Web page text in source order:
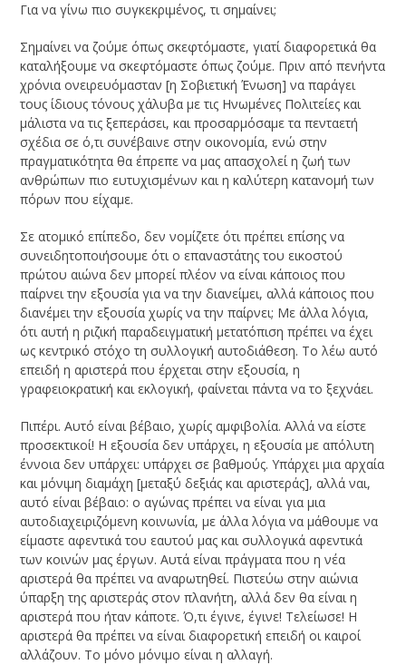
Για να γίνω πιο συγκεκριμένος, τι σημαίνει;
Σημαίνει να ζούμε όπως σκεφτόμαστε, γιατί διαφορετικά θα
καταλήξουμε να σκεφτόμαστε όπως ζούμε. Πριν από πενήντα
χρόνια ονειρευόμασταν [η Σοβιετική Ένωση] να παράγει
τους ίδιους τόνους χάλυβα με τις Ηνωμένες Πολιτείες και
μάλιστα να τις ξεπεράσει, και προσαρμόσαμε τα πενταετή
σχέδια σε ό,τι συνέβαινε στην οικονομία, ενώ στην
πραγματικότητα θα έπρεπε να μας απασχολεί η ζωή των
ανθρώπων πιο ευτυχισμένων και η καλύτερη κατανομή των
πόρων που είχαμε.
Σε ατομικό επίπεδο, δεν νομίζετε ότι πρέπει επίσης να
συνειδητοποιήσουμε ότι ο επαναστάτης του εικοστού
πρώτου αιώνα δεν μπορεί πλέον να είναι κάποιος που
παίρνει την εξουσία για να την διανείμει, αλλά κάποιος που
διανέμει την εξουσία χωρίς να την παίρνει; Με άλλα λόγια,
ότι αυτή η ριζική παραδειγματική μετατόπιση πρέπει να έχει
ως κεντρικό στόχο τη συλλογική αυτοδιάθεση. Το λέω αυτό
επειδή η αριστερά που έρχεται στην εξουσία, η
γραφειοκρατική και εκλογική, φαίνεται πάντα να το ξεχνάει.
Πιπέρι. Αυτό είναι βέβαιο, χωρίς αμφιβολία. Αλλά να είστε
προσεκτικοί! Η εξουσία δεν υπάρχει, η εξουσία με απόλυτη
έννοια δεν υπάρχει: υπάρχει σε βαθμούς. Υπάρχει μια αρχαία
και μόνιμη διαμάχη [μεταξύ δεξιάς και αριστεράς], αλλά ναι,
αυτό είναι βέβαιο: ο αγώνας πρέπει να είναι για μια
αυτοδιαχειριζόμενη κοινωνία, με άλλα λόγια να μάθουμε να
είμαστε αφεντικά του εαυτού μας και συλλογικά αφεντικά
των κοινών μας έργων. Αυτά είναι πράγματα που η νέα
αριστερά θα πρέπει να αναρωτηθεί. Πιστεύω στην αιώνια
ύπαρξη της αριστεράς στον πλανήτη, αλλά δεν θα είναι η
αριστερά που ήταν κάποτε. Ό,τι έγινε, έγινε! Τελείωσε! Η
αριστερά θα πρέπει να είναι διαφορετική επειδή οι καιροί
αλλάζουν. Το μόνο μόνιμο είναι η αλλαγή.